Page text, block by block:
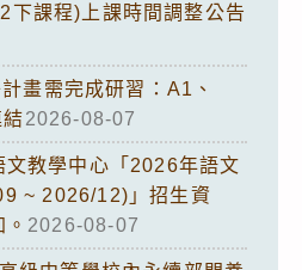
下課程)上課時間調整公告
畫需完成研習：A1、
2026-08-07
文教學中心「2026年語文
~ 2026/12)」招生資
2026-08-07